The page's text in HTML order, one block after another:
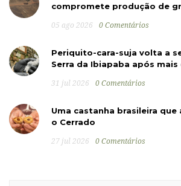
compromete produção de
05 ago 2026 0 Comentários
Periquito-cara-suja volta a
Serra da Ibiapaba após mais
31 jul 2026 0 Comentários
Uma castanha brasileira
o Cerrado
27 jul 2026 0 Comentários